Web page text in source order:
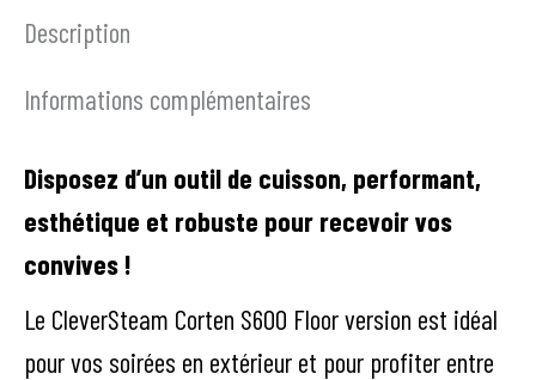
Floor
Description
Informations complémentaires
Disposez d’un outil de cuisson, performant,
esthétique et robuste pour recevoir vos
convives !
Le CleverSteam Corten S600 Floor version est idéal
pour vos soirées en extérieur et pour profiter entre